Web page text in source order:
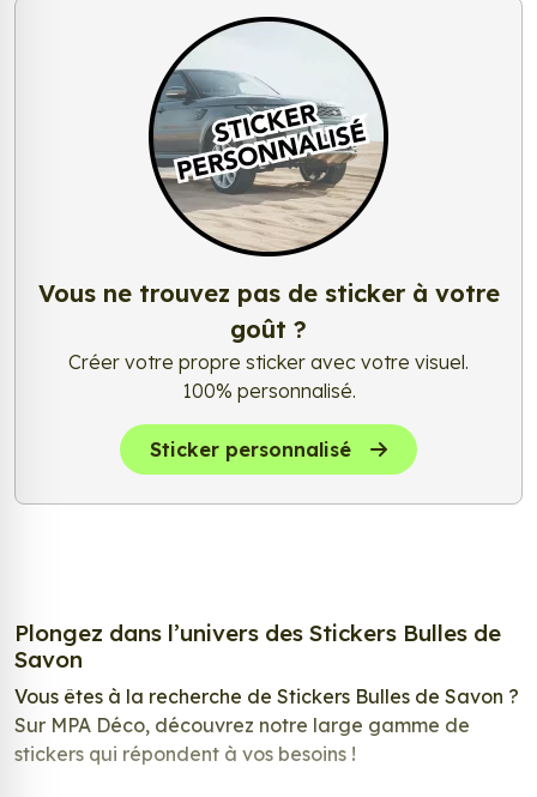
Vous ne trouvez pas de sticker à votre
goût ?
Créer votre propre sticker avec votre visuel.
100% personnalisé.
Sticker personnalisé
Plongez dans l’univers des Stickers Bulles de
Savon
Vous êtes à la recherche de Stickers Bulles de Savon ?
Sur MPA Déco, découvrez notre large gamme de
stickers qui répondent à vos besoins !